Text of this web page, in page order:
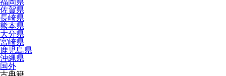
福岡県
佐賀県
長崎県
熊本県
大分県
宮崎県
鹿児島県
沖縄県
国外
古典籍